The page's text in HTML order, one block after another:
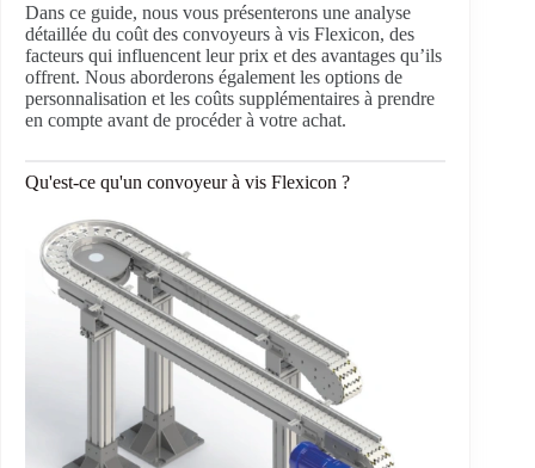
Dans ce guide, nous vous présenterons une analyse
détaillée du coût des convoyeurs à vis Flexicon, des
facteurs qui influencent leur prix et des avantages qu’ils
offrent. Nous aborderons également les options de
personnalisation et les coûts supplémentaires à prendre
en compte avant de procéder à votre achat.
Qu'est-ce qu'un convoyeur à vis Flexicon ?